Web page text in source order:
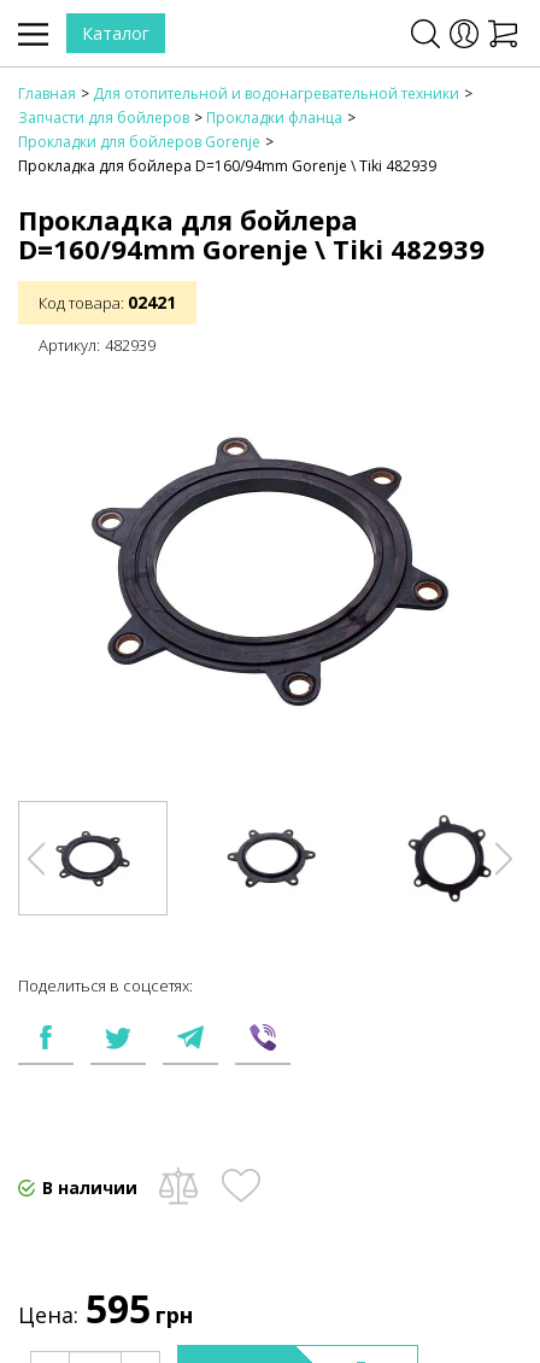
Каталог
Главная
Для отопительной и водонагревательной техники
Запчасти для бойлеров
Прокладки фланца
Прокладки для бойлеров Gorenje
Прокладка для бойлера D=160/94mm Gorenje \ Tiki 482939
Прокладка для бойлера
D=160/94mm Gorenje \ Tiki 482939
Код товара: 02421
Артикул: 482939
Поделиться в соцсетях:
В наличии
Цена: 595 грн